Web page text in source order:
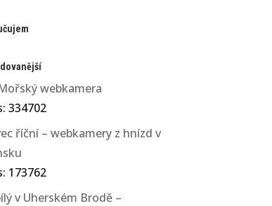
webkamera
334702
říční – webkamery z hnízd v
173762
v Uherském Brodě –